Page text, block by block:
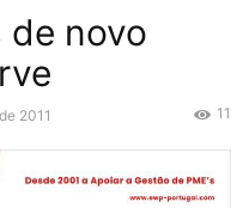
de novo
2011 11